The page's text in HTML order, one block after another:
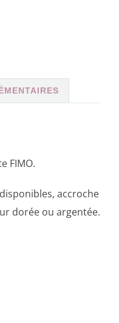
FIMO.
accroche
dorée ou argentée.